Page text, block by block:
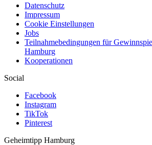
Datenschutz
Impressum
Cookie Einstellungen
Jobs
Teilnahmebedingungen für
Hamburg
Kooperationen
Social
Facebook
Instagram
TikTok
Pinterest
Geheimtipp Hamburg